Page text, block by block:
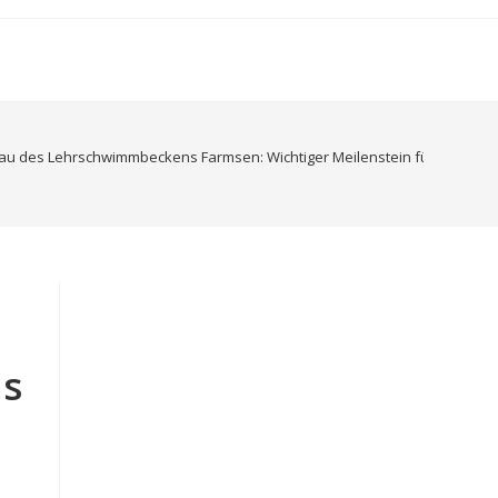
des Lehrschwimmbeckens Farmsen: Wichtiger Meilenstein für